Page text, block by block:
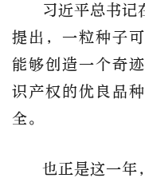
习近平总书记
提出，一粒种子
能够创造一个奇
识产权的优良品
全。
也正是这一年